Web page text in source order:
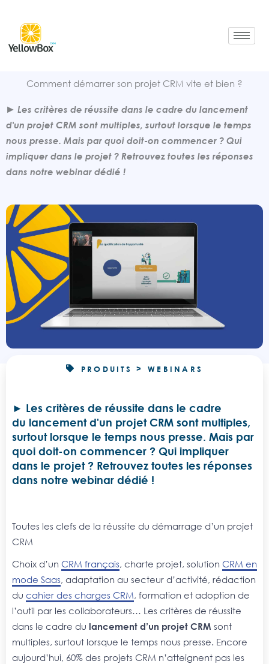
contenu
Comment démarrer son projet CRM vite et bien ?
Les critères de réussite dans le cadre du lancement
d'un projet CRM sont multiples, surtout lorsque le temps
nous presse. Mais par quoi doit-on commencer ? Qui
impliquer dans le projet ? Retrouvez toutes les réponses
dans notre webinar dédié !
PRODUITS > WEBINARS
Les critères de réussite dans le cadre
du lancement d'un projet CRM sont multiples,
surtout lorsque le temps nous presse. Mais par
quoi doit-on commencer ? Qui impliquer
dans le projet ? Retrouvez toutes les réponses
dans notre webinar dédié !
Toutes les clefs de la réussite du démarrage d’un projet
CRM
Choix d’un CRM français, charte projet, solution CRM en
mode Saas, adaptation au secteur d’activité, rédaction
du cahier des charges CRM, formation et adoption de
l’outil par les collaborateurs… Les critères de réussite
dans le cadre du lancement d’un projet CRM sont
multiples, surtout lorsque le temps nous presse. Encore
aujourd’hui, 60% des projets CRM n’atteignent pas les